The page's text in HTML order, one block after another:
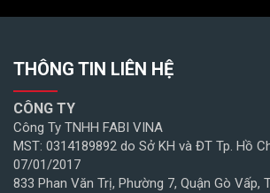
THÔNG TIN LIÊN HỆ
CÔNG TY
Công Ty TNHH FABI VINA
MST: 0314189892 do Sở KH và ĐT Tp. Hồ
07/01/2017
833 Phan Văn Trị, Phường 7, Quận Gò Vấp,